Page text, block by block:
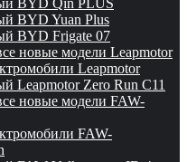
BYD Qin PLUS
BYD Yuan Plus
BYD Frigate 07
новые модели Leapmotor
Leapmotor
Leapmotor Zero Run C11
новые модели FAW-
FAW-